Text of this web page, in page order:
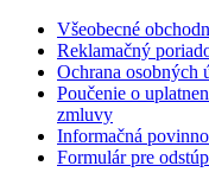
Všeobecné
Reklamačný
Ochrana osobných
Poučenie o
zmluvy
Informačná
Formulár pre